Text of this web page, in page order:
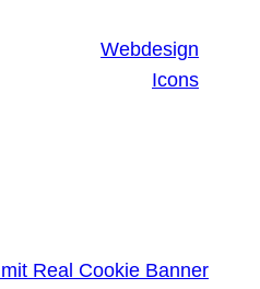
Webdesign
Icons
Real Cookie Banner